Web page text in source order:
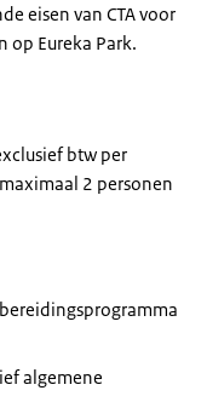
eisen van CTA voor
op Eureka Park.
btw per
2 personen
algemene